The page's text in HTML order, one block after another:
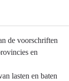
de voorschriften
en
lasten en baten